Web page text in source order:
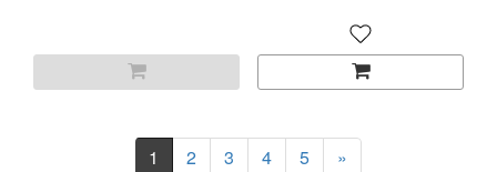
1 2 3 4 5 »